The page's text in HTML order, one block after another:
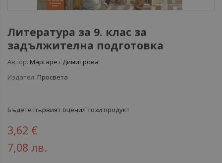
Литература за 9. клас за
задължителна подготовка
Автор: Маргарет Димитрова
Издател: Просвета
Бъдете първият оценил този продукт
3,62 €
7,08 лв.